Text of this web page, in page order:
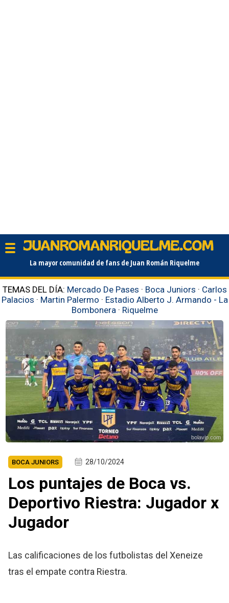
La mayor comunidad de fans de Juan Román Riquelme
TEMAS DEL DÍA: Mercado De Pases · Boca Juniors · Carlos
Palacios · Martin Palermo · Estadio Alberto J. Armando - La
Bombonera · Riquelme
bolavip.com
BOCA JUNIORS 28/10/2024
Los puntajes de Boca vs.
Deportivo Riestra: Jugador x
Jugador
Las calificaciones de los futbolistas del Xeneize
tras el empate contra Riestra.